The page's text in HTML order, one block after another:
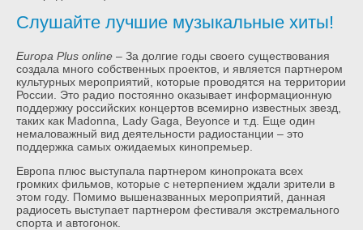
Слушайте лучшие музыкальные хиты!
Europa Plus online – За долгие годы своего существования
создала много собственных проектов, и является партнером
культурных мероприятий, которые проводятся на территории
России. Это радио постоянно оказывает информационную
поддержку российских концертов всемирно известных звезд,
таких как Madonna, Lady Gaga, Beyonce и т.д. Еще один
немаловажный вид деятельности радиостанции – это
поддержка самых ожидаемых кинопремьер.
Европа плюс выступала партнером кинопроката всех
громких фильмов, которые с нетерпением ждали зрители в
этом году. Помимо вышеназванных мероприятий, данная
радиосеть выступает партнером фестиваля экстремального
спорта и автогонок.